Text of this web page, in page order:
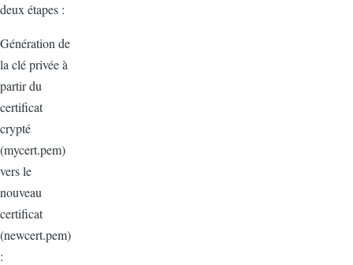
deux étapes :
Génération de
la clé privée à
partir du
certificat
crypté
(mycert.pem)
vers le
nouveau
certificat
(newcert.pem)
: